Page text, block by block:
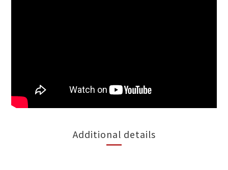
Additional details